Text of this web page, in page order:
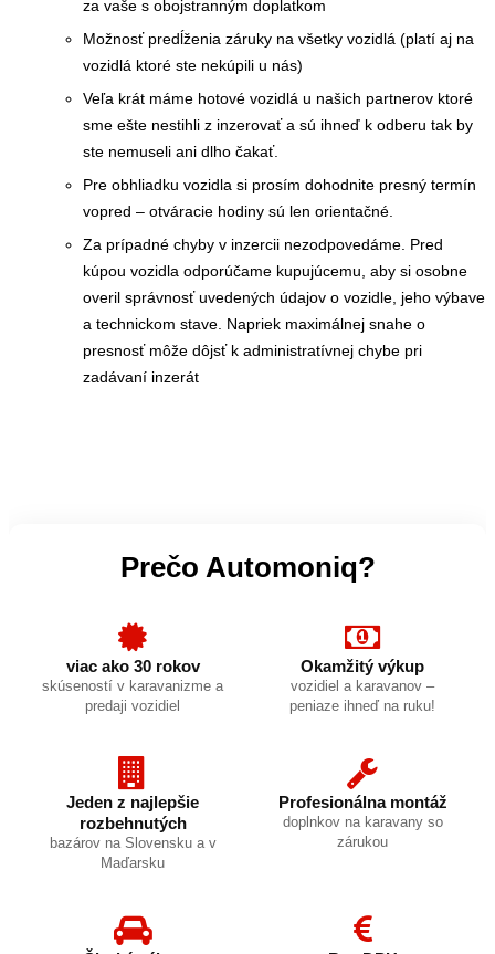
za vaše s obojstranným doplatkom
Možnosť predĺženia záruky na všetky vozidlá (platí aj na
vozidlá ktoré ste nekúpili u nás)
Veľa krát máme hotové vozidlá u našich partnerov ktoré
sme ešte nestihli z inzerovať a sú ihneď k odberu tak by
ste nemuseli ani dlho čakať.
Pre obhliadku vozidla si prosím dohodnite presný termín
vopred – otváracie hodiny sú len orientačné.
Za prípadné chyby v inzercii nezodpovedáme. Pred
kúpou vozidla odporúčame kupujúcemu, aby si osobne
overil správnosť uvedených údajov o vozidle, jeho výbave
a technickom stave. Napriek maximálnej snahe o
presnosť môže dôjsť k administratívnej chybe pri
zadávaní inzerát
Prečo Automoniq?
viac ako 30 rokov
skúseností v karavanizme a
predaji vozidiel
Okamžitý výkup
vozidiel a karavanov –
peniaze ihneď na ruku!
Jeden z najlepšie
rozbehnutých
bazárov na Slovensku a v
Maďarsku
Profesionálna montáž
doplnkov na karavany so
zárukou